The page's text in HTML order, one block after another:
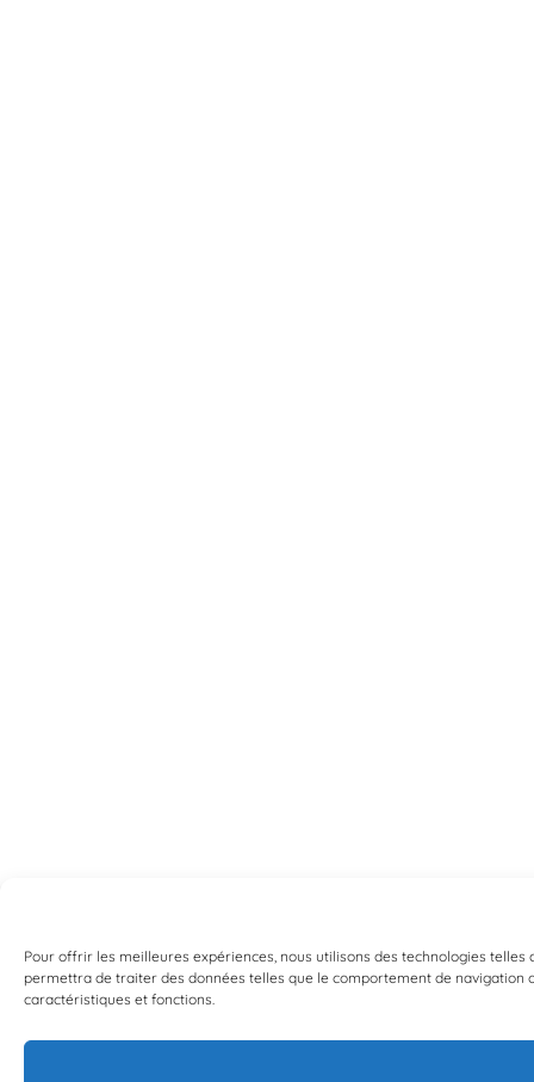
Pour offrir les meilleures expériences, nous utilisons des technologies
permettra de traiter des données telles que le comportement de
caractéristiques et fonctions.